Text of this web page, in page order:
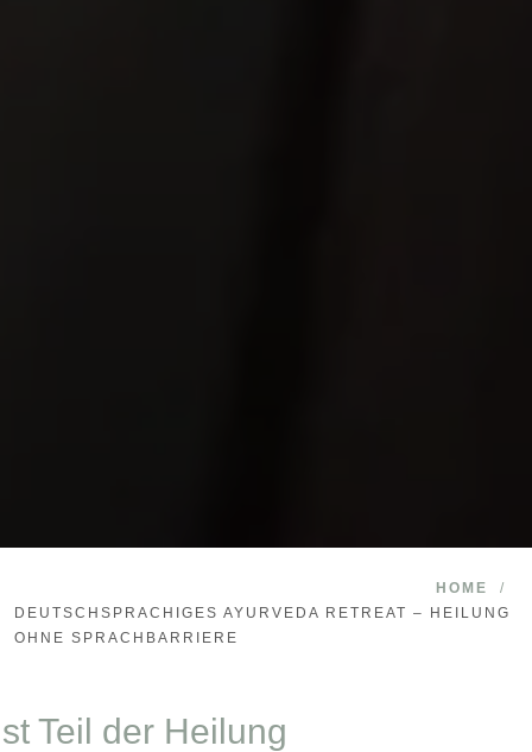
HOME
/
DEUTSCHSPRACHIGES AYURVEDA RETREAT – HEILUNG
OHNE SPRACHBARRIERE
Teil der Heilung